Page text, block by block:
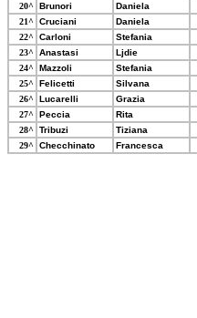
20^
Brunori Daniela
21^
Cruciani Daniela
22^
Carloni Stefania
23^
Anastasi Ljdie
24^
Mazzoli Stefania
25^
Felicetti Silvana
26^
Lucarelli Grazia
27^
Peccia Rita
28^
Tribuzi Tiziana
29^
Checchinato Francesca